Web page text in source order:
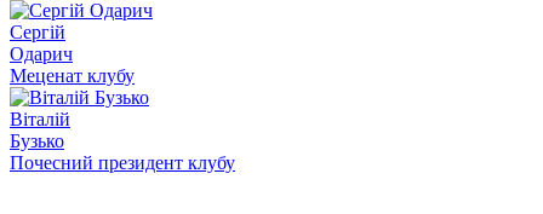
Сергій
Одарич
Меценат клубу
Віталій
Бузько
Почесний президент клубу